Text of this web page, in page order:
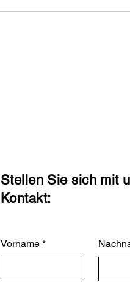
Stellen Sie sich mit
Kontakt:
Vorname